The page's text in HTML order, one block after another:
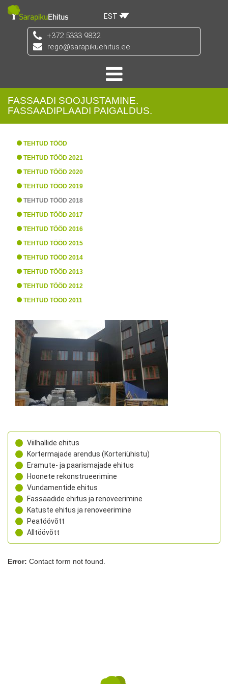
EST
+372 5333 9832
rego@sarapikuehitus.ee
FASSAADI SOOJUSTAMINE.
FASSAADIPLAADI PAIGALDUS.
TEHTUD TÖÖD
TEHTUD TÖÖD 2021
TEHTUD TÖÖD 2020
TEHTUD TÖÖD 2019
TEHTUD TÖÖD 2018
TEHTUD TÖÖD 2017
TEHTUD TÖÖD 2016
TEHTUD TÖÖD 2015
TEHTUD TÖÖD 2014
TEHTUD TÖÖD 2013
TEHTUD TÖÖD 2012
TEHTUD TÖÖD 2011
Viilhallide ehitus
Kortermajade arendus (Korteriühistu)
Eramute- ja paarismajade ehitus
Hoonete rekonstrueerimine
Vundamentide ehitus
Fassaadide ehitus ja renoveerimine
Katuste ehitus ja renoveerimine
Peatöövõtt
Alltöövõtt
Error: Contact form not found.